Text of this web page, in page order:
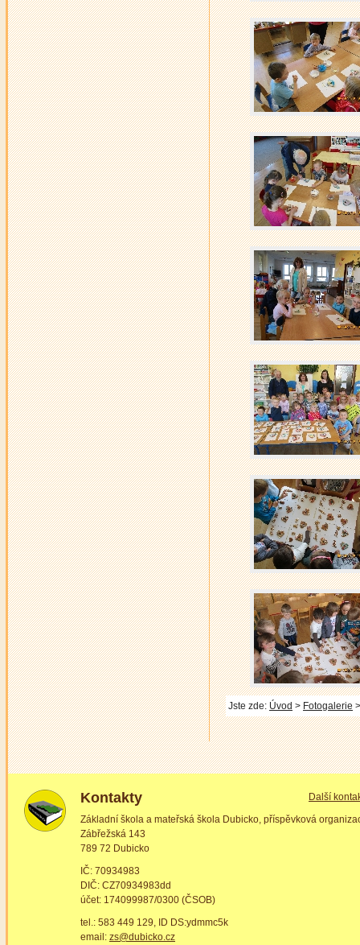
Jste zde: Úvod > Fotogalerie
Kontakty Další
Základní škola a mateřská škola Dubicko, příspěvková
Zábřežská 143
789 72 Dubicko
IČ: 70934983
DIČ: CZ70934983dd
účet: 174099987/0300 (ČSOB)
tel.: 583 449 129, ID DS:ydmmc5k
email: zs@dubicko.cz